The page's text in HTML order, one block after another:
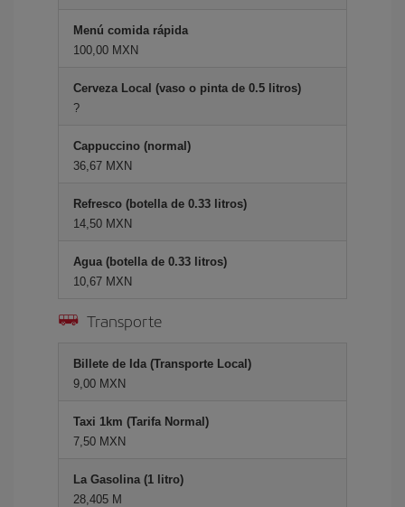
Menú comida rápida
100,00 MXN
Cerveza Local (vaso o pinta de 0.5 litros)
?
Cappuccino (normal)
36,67 MXN
Refresco (botella de 0.33 litros)
14,50 MXN
Agua (botella de 0.33 litros)
10,67 MXN
Transporte
Billete de Ida (Transporte Local)
9,00 MXN
Taxi 1km (Tarifa Normal)
7,50 MXN
La Gasolina (1 litro)
28,405 M